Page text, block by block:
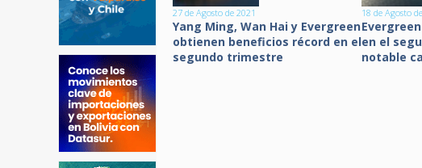
27 de Agosto de 2021
Yang Ming, Wan Hai y Evergreen
obtienen beneficios récord en el
segundo trimestre
18 de Agosto
en el
notable